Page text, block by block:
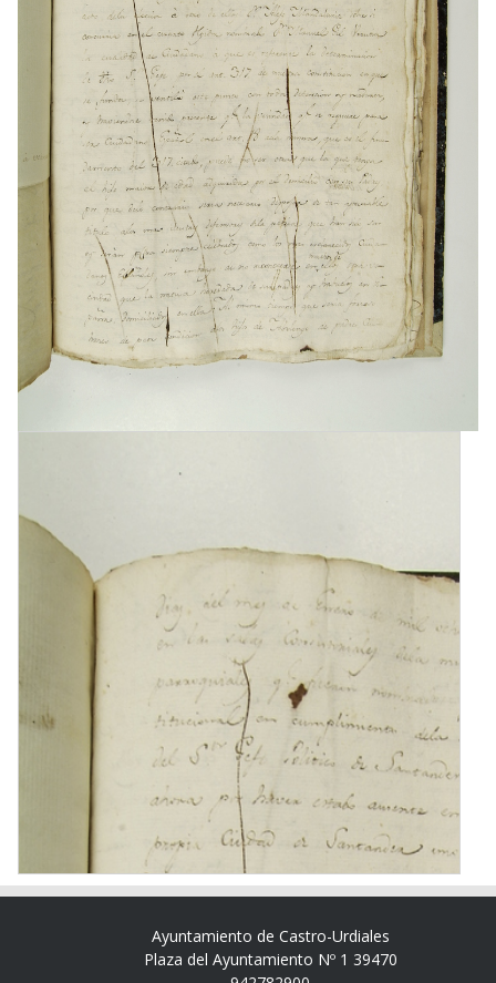
Ayuntamiento de Castro-Urdiales
Plaza del Ayuntamiento Nº 1 39470